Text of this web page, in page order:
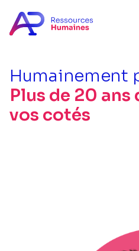
Humainement
Plus de 20 ans
vos cotés